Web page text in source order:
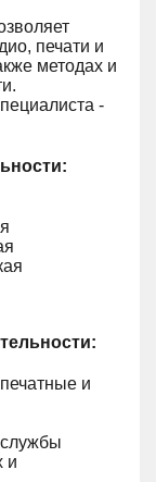
печати и
методах и
-
и
и